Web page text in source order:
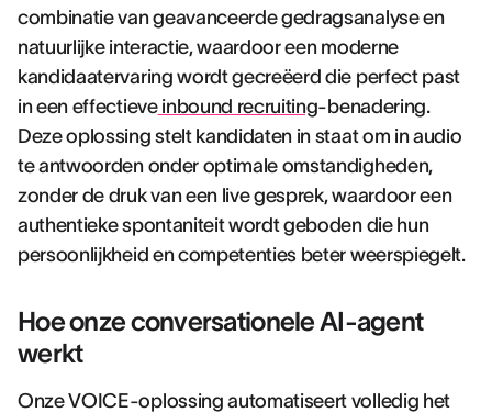
combinatie van geavanceerde gedragsanalyse en
natuurlijke interactie, waardoor een moderne
kandidaatervaring wordt gecreëerd die perfect past
in een effectieveinbound recruiting-benadering.
Deze oplossing stelt kandidaten in staat om in audio
te antwoorden onder optimale omstandigheden,
zonder de druk van een live gesprek, waardoor een
authentieke spontaniteit wordt geboden die hun
persoonlijkheid en competenties beter weerspiegelt.
Hoe onze conversationele AI-agent
werkt
Onze VOICE-oplossing automatiseert volledig het